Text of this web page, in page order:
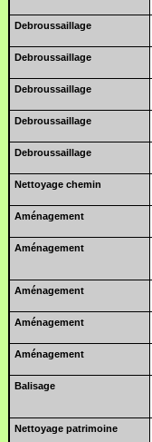
Debroussaillage
Debroussaillage
Debroussaillage
Debroussaillage
Debroussaillage
Nettoyage chemin
Aménagement
Aménagement
Aménagement
Aménagement
Aménagement
Balisage
Nettoyage patrimoine